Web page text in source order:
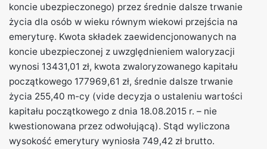
koncie ubezpieczonego) przez średnie dalsze trwanie
życia dla osób w wieku równym wiekowi przejścia na
emeryturę. Kwota składek zaewidencjonowanych na
koncie ubezpieczonej z uwzględnieniem waloryzacji
wynosi 13431,01 zł, kwota zwaloryzowanego kapitału
początkowego 177969,61 zł, średnie dalsze trwanie
życia 255,40 m-cy (vide decyzja o ustaleniu wartości
kapitału początkowego z dnia 18.08.2015 r. – nie
kwestionowana przez odwołującą). Stąd wyliczona
wysokość emerytury wyniosła 749,42 zł brutto.